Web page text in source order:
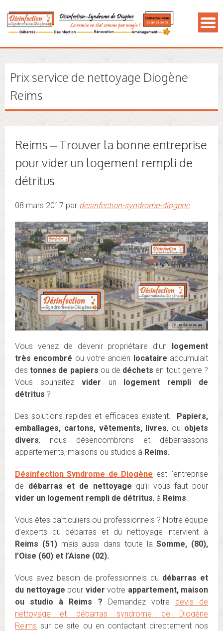
Prix service de nettoyage Diogène
Reims
Reims – Trouver la bonne entreprise
pour vider un logement rempli de
détritus
08 mars 2017 par desinfection-syndrome-diogene
Vous venez de devenir propriétaire d’un logement
très encombré ou votre ancien locataire accumulait
destonnes de papiers ou de déchets en tout genre ?
Vous souhaitez vider un logement rempli de
détritus ?
Des solutions rapides et efficaces existent. Papiers,
emballages, cartons, vêtements, livres, ou objets
divers, nous désencombrons et débarrassons
appartements, maisons ou studios à Reims.
Désinfection Syndrome de Diogène est l’entreprise
de débarras et de nettoyage qu’il vous faut pour
vider un logement rempli de détritus, à Reims.
Vous êtes particuliers ou professionnels ? Notre équipe
d’experts du débarras et du nettoyage intervient à
Reims (51)mais aussi dans toute laSomme, (80),
l’Oise (60) et l’Aisne (02).
Vous avez besoin de professionnels du débarras et
du nettoyage pour vider votre appartement, maison
ou studio à Reims ? Demandez votre devis de
nettoyage et débarras syndrome de Diogène
Reims sur ce site ou en contactant directement nos